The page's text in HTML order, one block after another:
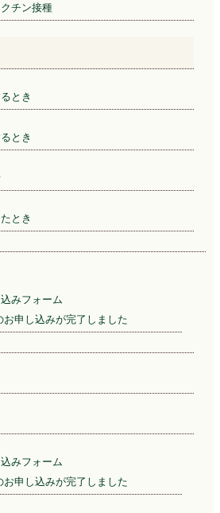
チン接種
とき
とき
とき
みフォーム
お申し込みが完了しました
みフォーム
お申し込みが完了しました